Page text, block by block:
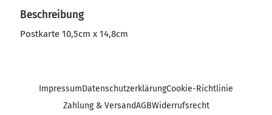
Beschreibung
Postkarte 10,5cm x 14,8cm
ImpressumDatenschutzerklärungCookie-Richtlinie
Zahlung & VersandAGBWiderrufsrecht